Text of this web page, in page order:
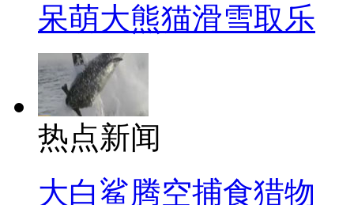
呆萌大熊猫滑雪取乐
热点新闻
大白鲨腾空捕食猎物